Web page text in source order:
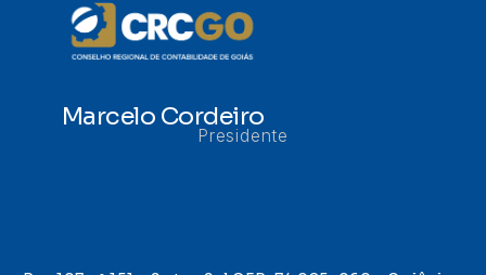
Marcelo Cordeiro
Presidente